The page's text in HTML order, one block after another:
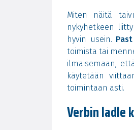
Miten näitä
nykyhetkeen
hyvin usein.
toimista tai
ilmaisemaan,
käytetään
toimintaan asti.
Verbin ladle